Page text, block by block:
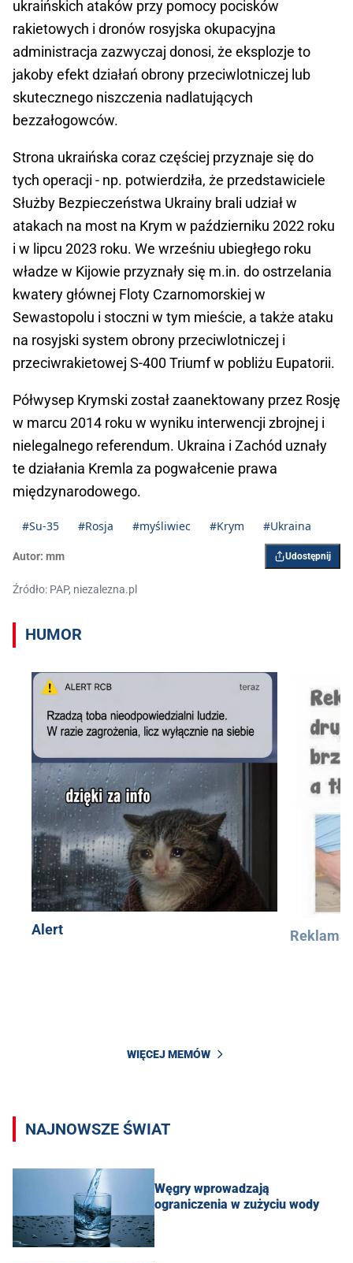
ukraińskich ataków przy pomocy pocisków
rakietowych i dronów rosyjska okupacyjna
administracja zazwyczaj donosi, że eksplozje to
jakoby efekt działań obrony przeciwlotniczej lub
skutecznego niszczenia nadlatujących
bezzałogowców.
Strona ukraińska coraz częściej przyznaje się do
tych operacji - np. potwierdziła, że przedstawiciele
Służby Bezpieczeństwa Ukrainy brali udział w
atakach na most na Krym w październiku 2022 roku
i w lipcu 2023 roku. We wrześniu ubiegłego roku
władze w Kijowie przyznały się m.in. do ostrzelania
kwatery głównej Floty Czarnomorskiej w
Sewastopolu i stoczni w tym mieście, a także ataku
na rosyjski system obrony przeciwlotniczej i
przeciwrakietowej S-400 Triumf w pobliżu Eupatorii.
Półwysep Krymski został zaanektowany przez Rosję
w marcu 2014 roku w wyniku interwencji zbrojnej i
nielegalnego referendum. Ukraina i Zachód uznały
te działania Kremla za pogwałcenie prawa
międzynarodowego.
#Su-35 #Rosja #myśliwiec #Krym #Ukraina
Autor: mm Udostępnij
Źródło: PAP, niezalezna.pl
HUMOR
Alert Reklama
WIĘCEJ MEMÓW
NAJNOWSZE ŚWIAT
Węgry wprowadzają
ograniczenia w zużyciu wody